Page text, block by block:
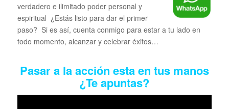
verdadero e ilimitado poder personal y
espiritual ¿Estás listo para dar el primer
paso? Si es así, cuenta conmigo para estar a tu lado en
todo momento, alcanzar y celebrar éxitos…
Pasar a la acción esta en tus manos
¿Te apuntas?